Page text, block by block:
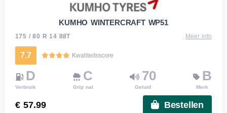
KUMHO WINTERCRAFT WP51
175 / 80 R 14 88T Meer info
7.7 Kwaliteitsscore
D
Verbruik
C
Grip nat
70
Geluid
B
Merk
€ 57.99 Bestellen